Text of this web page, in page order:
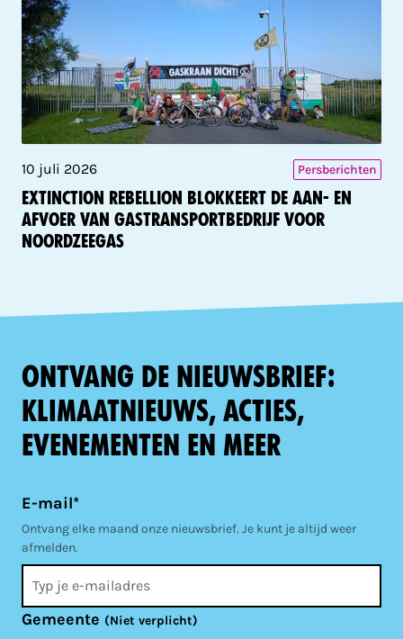
10 juli 2026 Persberichten
Extinction Rebellion blokkeert de aan- en
afvoer van gastransportbedrijf voor
Noordzeegas
Ontvang de nieuwsbrief:
klimaatnieuws, acties,
evenementen en meer
E-mail*
Ontvang elke maand onze nieuwsbrief. Je kunt je altijd weer
afmelden.
Gemeente (Niet verplicht)